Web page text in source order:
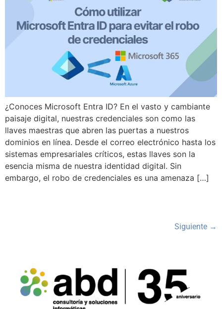
¿Conoces Microsoft Entra ID? En el vasto y cambiante
paisaje digital, nuestras credenciales son como las
llaves maestras que abren las puertas a nuestros
dominios en línea. Desde el correo electrónico hasta los
sistemas empresariales críticos, estas llaves son la
esencia misma de nuestra identidad digital. Sin
embargo, el robo de credenciales es una amenaza […]
Siguiente →